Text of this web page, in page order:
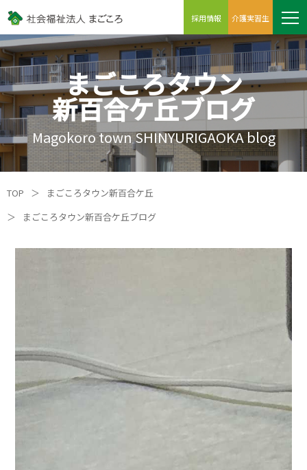
採用情報 介護実習生
まごころタウン
新百合ケ丘ブログ
Magokoro town SHINYURIGAOKA blog
TOP ＞
まごころタウン新百合ケ丘
＞
まごころタウン新百合ケ丘ブログ